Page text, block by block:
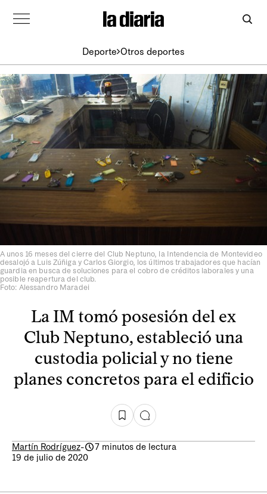
Deporte Otros deportes
A unos 16 meses del cierre del Club Neptuno, la Intendencia de Montevideo
desalojó a Luis Zúñiga y Carlos Giorgio, los últimos trabajadores que hacían
guardia en busca de soluciones para el cobro de créditos laborales y una
posible reapertura del club.
Foto: Alessandro Maradei
La IM tomó posesión del ex
Club Neptuno, estableció una
custodia policial y no tiene
planes concretos para el edificio
Martín Rodríguez-
7 minutos de lectura
19 de julio de 2020